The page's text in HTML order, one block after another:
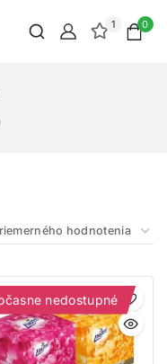
1 0
nedostupné